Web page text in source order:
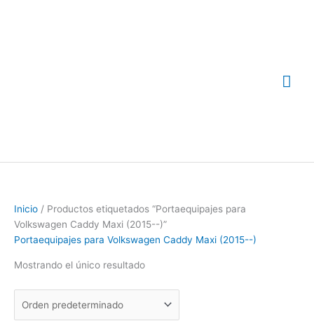
Inicio / Productos etiquetados “Portaequipajes para
Volkswagen Caddy Maxi (2015--)”
Portaequipajes para Volkswagen Caddy Maxi (2015--)
Mostrando el único resultado